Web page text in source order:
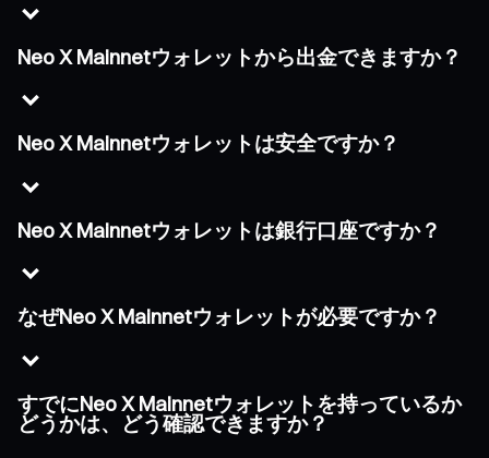
Neo X Mainnetウォレットから出金できますか？
Neo X Mainnetウォレットは安全ですか？
Neo X Mainnetウォレットは銀行口座ですか？
なぜNeo X Mainnetウォレットが必要ですか？
すでにNeo X Mainnetウォレットを持っているか
どうかは、どう確認できますか？